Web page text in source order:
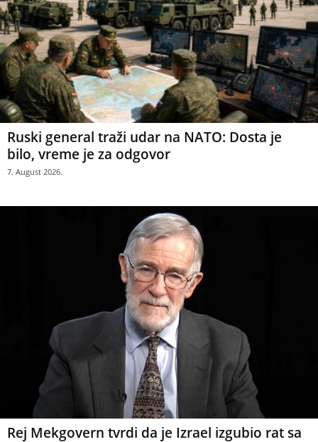
Ruski general traži udar na NATO: Dosta je
bilo, vreme je za odgovor
7. August 2026.
Rej Mekgovern tvrdi da je Izrael izgubio rat sa